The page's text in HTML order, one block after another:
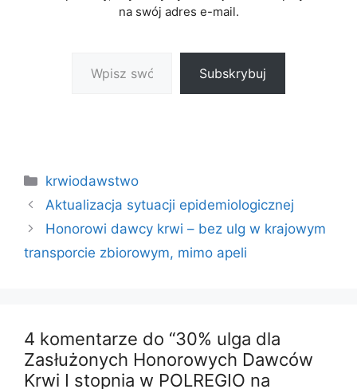
na swój adres e-mail.
Subskrybuj
Kategorie
krwiodawstwo
Aktualizacja sytuacji epidemiologicznej
Honorowi dawcy krwi – bez ulg w krajowym
transporcie zbiorowym, mimo apeli
4 komentarze do “30% ulga dla
Zasłużonych Honorowych Dawców
Krwi I stopnia w POLREGIO na